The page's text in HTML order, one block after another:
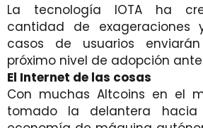
La tecnología IOTA ha
cantidad de exageraciones
casos de usuarios
próximo nivel de adopción
El Internet de las cosas
Con muchas Altcoins en el
tomado la delantera